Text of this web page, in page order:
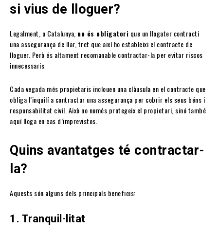
si vius de lloguer?
Legalment, a Catalunya, no és obligatori que un llogater contracti
una assegurança de llar, tret que així ho estableixi el contracte de
lloguer. Però és altament recomanable contractar-la per evitar riscos
innecessaris
Cada vegada més propietaris inclouen una clàusula en el contracte que
obliga l’inquilí a contractar una assegurança per cobrir els seus béns i
responsabilitat civil. Això no només protegeix el propietari, sinó també
aquí lloga en cas d’imprevistos.
Quins avantatges té contractar-
la?
Aquests són alguns dels principals beneficis:
1. Tranquil·litat